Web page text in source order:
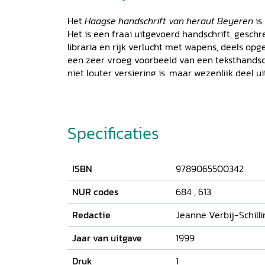
HetHaagse handschrift van heraut Beyerenis
Het is een fraai uitgevoerd handschrift,
libraria en rijk verlucht met wapens, deels
een zeer vroeg voorbeeld van een
niet louter versiering is, maar wezenlijk deel
de tekst. De wapentekens visualiseren
opvolgende heersers in de verschillende
van de basiskennis en vaardigheden waarover
rang van heraut Beyeren moest beschikken
een van de zeldzaam overgeleverde
middeleeuws auteur. Ondanks de beperkte
biedt het handschrift een wijde blik op de
historiograaf. Rijmkronieken, genealogieën,
kronieken, maar ook uit Tparlement van
wisselen elkaar af. De verzameling ontstond
Willem VI (1404-1417), die met de aanstelling
uitdrukking wilde geven aan zijn status als
Specificaties
ISBN
9789065500342
NUR codes
684 ,613
Redactie
Jeanne Verbij-
Jaar van uitgave
1999
Druk
1